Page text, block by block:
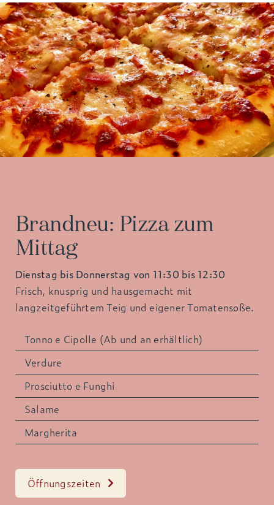
Brandneu: Pizza zum
Mittag
Dienstag bis Donnerstag von 11:30 bis 12:30
Frisch, knusprig und hausgemacht mit
langzeitgeführtem Teig und eigener Tomatensoße.
Tonno e Cipolle (Ab und an erhältlich)
Verdure
Prosciutto e Funghi
Salame
Margherita
Öffnungszeiten